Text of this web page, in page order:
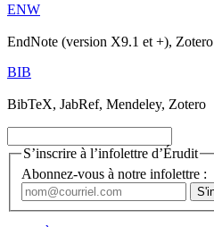
ENW
EndNote (version X9.1 et +), Zotero
BIB
BibTeX, JabRef, Mendeley, Zotero
S’inscrire à l’infolettre d’Érudit
Abonnez-vous à notre infolettre :